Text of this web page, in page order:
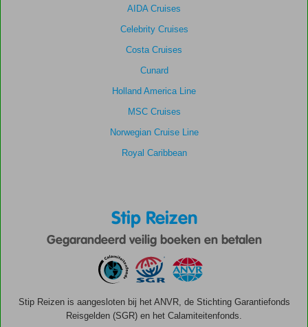
AIDA Cruises
Celebrity Cruises
Costa Cruises
Cunard
Holland America Line
MSC Cruises
Norwegian Cruise Line
Royal Caribbean
Stip Reizen
Gegarandeerd veilig boeken en betalen
Stip Reizen is aangesloten bij het ANVR, de Stichting Garantiefonds
Reisgelden (SGR) en het Calamiteitenfonds.